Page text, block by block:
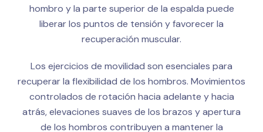
hombro y la parte superior de la espalda puede
liberar los puntos de tensión y favorecer la
recuperación muscular.
Los ejercicios de movilidad son esenciales para
recuperar la flexibilidad de los hombros. Movimientos
controlados de rotación hacia adelante y hacia
atrás, elevaciones suaves de los brazos y apertura
de los hombros contribuyen a mantener la